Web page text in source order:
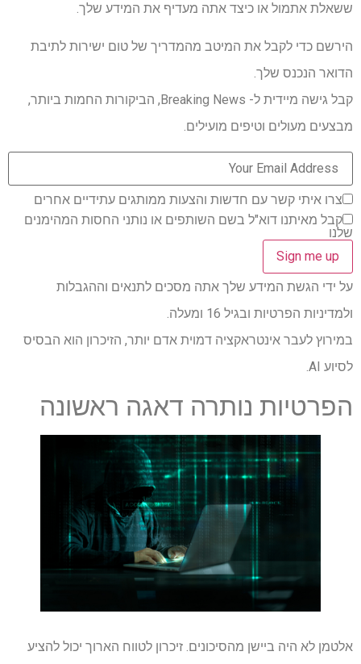
ששאלת אתמול או כיצד אתה מעדיף את המידע שלך.
הירשם כדי לקבל את המיטב מהמדריך של טום ישירות לתיבת
הדואר הנכנס שלך.
קבל גישה מיידית ל- Breaking News, הביקורות החמות ביותר,
מבצעים מעולים וטיפים מועילים.
צרו איתי קשר עם חדשות והצעות ממותגים עתידיים אחרים
קבל מאיתנו דוא"ל בשם השותפים או נותני החסות המהימנים
שלנו
על ידי הגשת המידע שלך אתה מסכים לתנאים וההגבלות
ולמדיניות הפרטיות ובגיל 16 ומעלה.
במירוץ לעבר אינטראקציה דמוית אדם יותר, הזיכרון הוא הבסיס
לסיוע AI.
הפרטיות נותרה דאגה ראשונה
אלטמן לא היה ביישן מהסיכונים. זיכרון לטווח הארוך יכול להציע